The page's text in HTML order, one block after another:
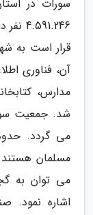
سورات در
قرار است به
آن، فناوری
مدارس،
مسلمان
می توان به
اشاره نمود.